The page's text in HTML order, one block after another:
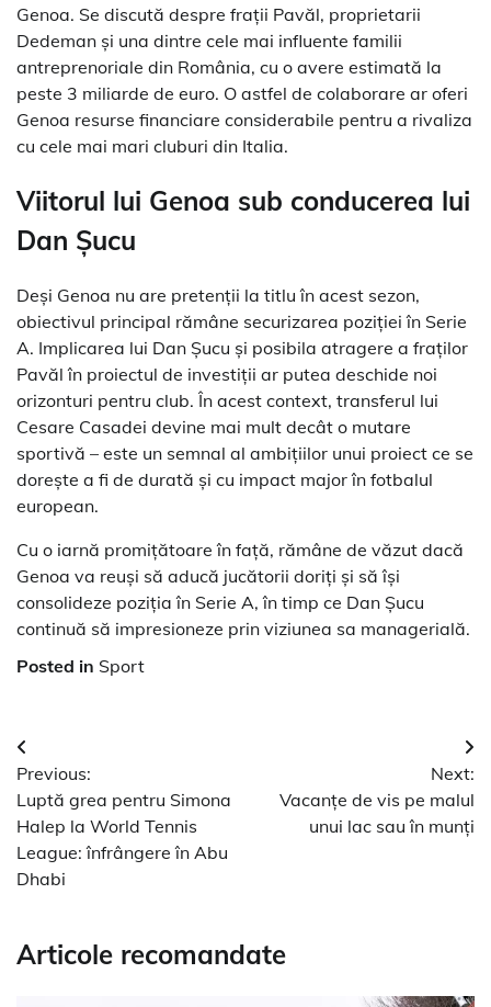
Genoa. Se discută despre frații Pavăl, proprietarii
Dedeman și una dintre cele mai influente familii
antreprenoriale din România, cu o avere estimată la
peste 3 miliarde de euro. O astfel de colaborare ar oferi
Genoa resurse financiare considerabile pentru a rivaliza
cu cele mai mari cluburi din Italia.
Viitorul lui Genoa sub conducerea lui
Dan Șucu
Deși Genoa nu are pretenții la titlu în acest sezon,
obiectivul principal rămâne securizarea poziției în Serie
A. Implicarea lui Dan Șucu și posibila atragere a fraților
Pavăl în proiectul de investiții ar putea deschide noi
orizonturi pentru club. În acest context, transferul lui
Cesare Casadei devine mai mult decât o mutare
sportivă – este un semnal al ambițiilor unui proiect ce se
dorește a fi de durată și cu impact major în fotbalul
european.
Cu o iarnă promițătoare în față, rămâne de văzut dacă
Genoa va reuși să aducă jucătorii doriți și să își
consolideze poziția în Serie A, în timp ce Dan Șucu
continuă să impresioneze prin viziunea sa managerială.
Posted in Sport
Navigare
în
articole
Previous:
Luptă grea pentru Simona
Halep la World Tennis
League: înfrângere în Abu
Dhabi
Next:
Vacanțe de vis pe malul
unui lac sau în munți
Articole recomandate